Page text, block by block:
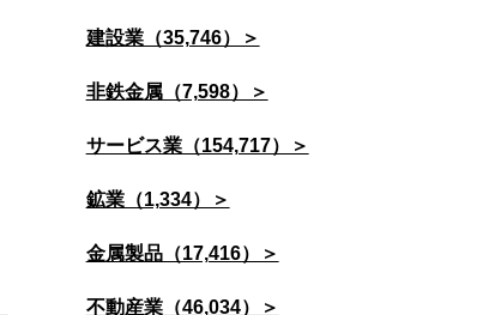
建設業（35,746）＞
非鉄金属（7,598）＞
サービス業（154,717）＞
鉱業（1,334）＞
金属製品（17,416）＞
不動産業（46,034）＞